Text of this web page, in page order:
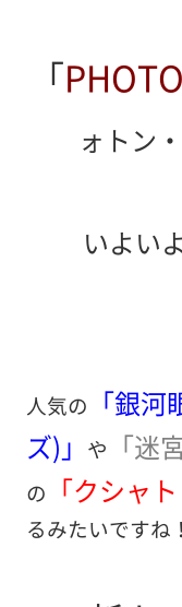
「
ォトン
いよい
人気の
「銀
ズ)」 や 「迷
の
「クシャト
るみたいですね！